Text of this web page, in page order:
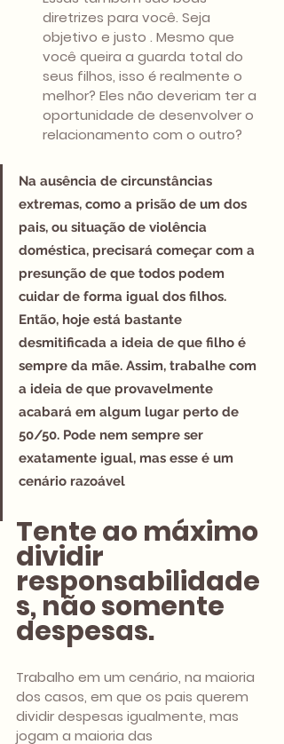
diretrizes para você. Seja
objetivo e justo . Mesmo que
você queira a guarda total do
seus filhos, isso é realmente o
melhor? Eles não deveriam ter a
oportunidade de desenvolver o
relacionamento com o outro?
Na ausência de circunstâncias
extremas, como a prisão de um dos
pais, ou situação de violência
doméstica, precisará começar com a
presunção de que todos podem
cuidar de forma igual dos filhos.
Então, hoje está bastante
desmitificada a ideia de que filho é
sempre da mãe. Assim, trabalhe com
a ideia de que provavelmente
acabará em algum lugar perto de
50/50. Pode nem sempre ser
exatamente igual, mas esse é um
cenário razoável
Tente ao máximo
dividir
responsabilidade
s, não somente
despesas.
Trabalho em um cenário, na maioria
dos casos, em que os pais querem
dividir despesas igualmente, mas
jogam a maioria das